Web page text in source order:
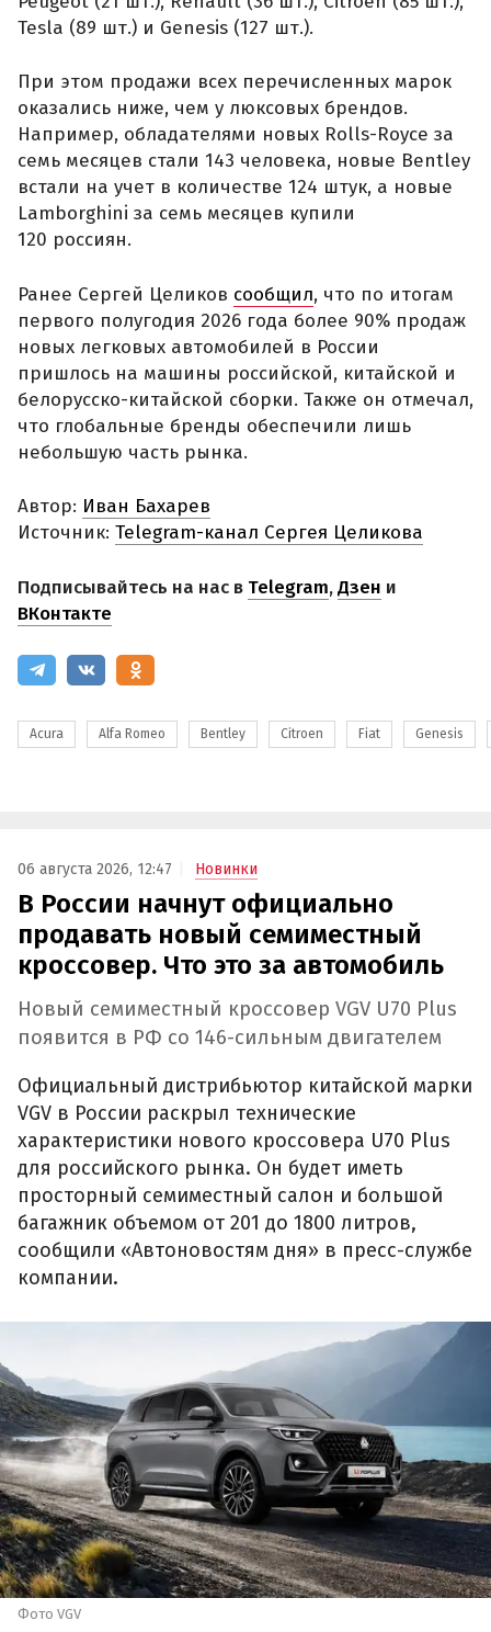
Tesla (89 шт.) и Genesis (127 шт.).
При этом продажи всех перечисленных марок
оказались ниже, чем у люксовых брендов.
Например, обладателями новых Rolls-Royce за
семь месяцев стали 143 человека, новые Bentley
встали на учет в количестве 124 штук, а новые
Lamborghini за семь месяцев купили
120 россиян.
Ранее Сергей Целиков сообщил, что по итогам
первого полугодия 2026 года более 90% продаж
новых легковых автомобилей в России
пришлось на машины российской, китайской и
белорусско-китайской сборки. Также он отмечал,
что глобальные бренды обеспечили лишь
небольшую часть рынка.
Автор: Иван Бахарев
Источник: Telegram-канал Сергея Целикова
Подписывайтесь на нас в Telegram,Дзен и
ВКонтакте
Acura Alfa Romeo Bentley Citroen Fiat Genesis
06 августа 2026, 12:47 Новинки
В России начнут официально
продавать новый семиместный
кроссовер. Что это за автомобиль
Новый семиместный кроссовер VGV U70 Plus
появится в РФ со 146-сильным двигателем
Официальный дистрибьютор китайской марки
VGV в России раскрыл технические
характеристики нового кроссовера U70 Plus
для российского рынка. Он будет иметь
просторный семиместный салон и большой
багажник объемом от 201 до 1800 литров,
сообщили «Автоновостям дня» в пресс-службе
компании.
Фото VGV